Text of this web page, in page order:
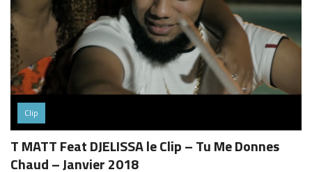
Clip
T MATT Feat DJELISSA le Clip – Tu Me Donnes
Chaud – Janvier 2018